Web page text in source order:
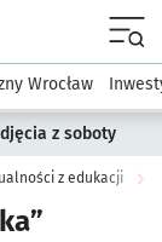
Dla mieszkańca
Wrocław
z soboty
z edukacji